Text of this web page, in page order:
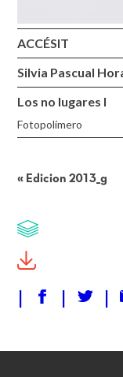
ACCÉSIT
Silvia Pascual
Los no lugares I
Fotopolímero
« Edicion 2013_g